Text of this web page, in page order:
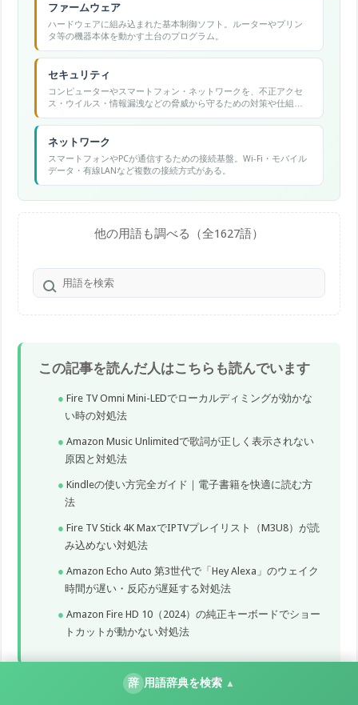
ファームウェア
ハードウェアに組み込まれた基本制御ソフト。ルーターやプリン
タ等の機器本体を動かす土台のプログラム。
セキュリティ
コンピューターやスマートフォン・ネットワークを、不正アクセ
ス・ウイルス・情報漏洩などの脅威から守るための対策や仕組み
の総称。
ネットワーク
スマートフォンやPCが通信するための接続基盤。Wi-Fi・モバイル
データ・有線LANなど複数の接続方式がある。
他の用語も調べる（全1627語）
この記事を読んだ人はこちらも読んでいます
Fire TV Omni Mini-LEDでローカルディミングが効かな
い時の対処法
Amazon Music Unlimitedで歌詞が正しく表示されない
原因と対処法
Kindleの使い方完全ガイド｜電子書籍を快適に読む方
法
Fire TV Stick 4K MaxでIPTVプレイリスト（M3U8）が読
み込めない対処法
Amazon Echo Auto 第3世代で「Hey Alexa」のウェイク
時間が遅い・反応が遅延する対処法
Amazon Fire HD 10（2024）の純正キーボードでショー
トカットが動かない対処法
辞 用語辞典を検索 ▲